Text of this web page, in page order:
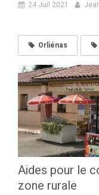
24 Juil 2021
Orliénas
Aides pour le
zone rurale